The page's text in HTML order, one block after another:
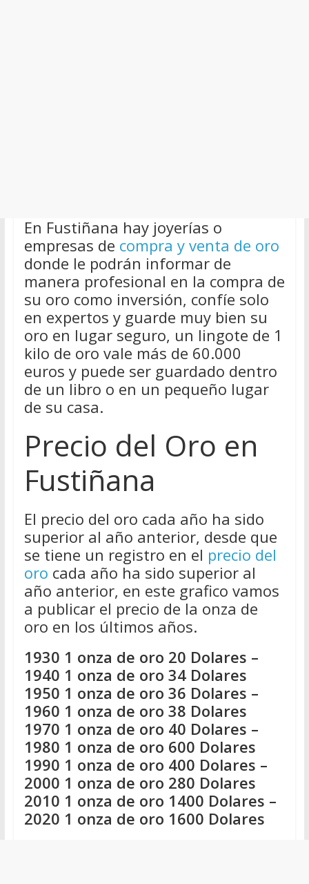
En Fustiñana hay joyerías o
empresas de compra y venta de oro
donde le podrán informar de
manera profesional en la compra de
su oro como inversión, confíe solo
en expertos y guarde muy bien su
oro en lugar seguro, un lingote de 1
kilo de oro vale más de 60.000
euros y puede ser guardado dentro
de un libro o en un pequeño lugar
de su casa.
Precio del Oro en
Fustiñana
El precio del oro cada año ha sido
superior al año anterior, desde que
se tiene un registro en el precio del
oro cada año ha sido superior al
año anterior, en este grafico vamos
a publicar el precio de la onza de
oro en los últimos años.
1930 1 onza de oro 20 Dolares –
1940 1 onza de oro 34 Dolares
1950 1 onza de oro 36 Dolares –
1960 1 onza de oro 38 Dolares
1970 1 onza de oro 40 Dolares –
1980 1 onza de oro 600 Dolares
1990 1 onza de oro 400 Dolares –
2000 1 onza de oro 280 Dolares
2010 1 onza de oro 1400 Dolares –
2020 1 onza de oro 1600 Dolares